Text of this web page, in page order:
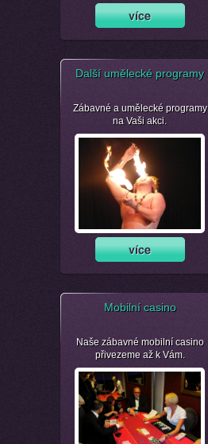
Další umělecké programy
Zábavné a umělecké programy
na Vaši akci.
Mobilní casino
Naše zábavné mobilní casino
přivezeme až k Vám.